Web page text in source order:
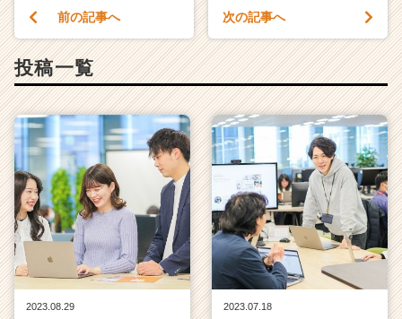
C
e
r）
前の記事へ 次の記事へ
投稿一覧
2023.08.29
2023.07.18